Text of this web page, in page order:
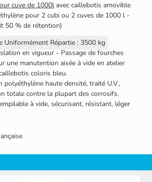
cuve de 1000l avec caillebotis amovible
pour 2 cubi ou 2 cuves de 1000 l -
50 % de rétention)
Uniformément Répartie : 3500 kg
en vigueur - Passage de fourches
une manutention aisée à vide en atelier
coloris bleu.
polyéthylène haute densité, traité U.V.,
totale contre la plupart des corrosifs.
à vide, sécurisant, résistant, léger